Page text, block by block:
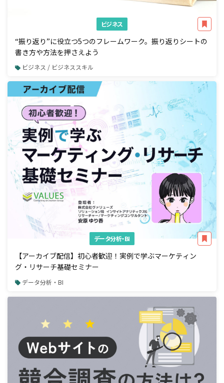
ビジネス
“振り返り”に役立つ5つのフレームワーク。振り返りシートの
書き方や方法を押さえよう
ビジネス / ビジネススキル
データ分析・BI
【アーカイブ配信】初心者歓迎！実例で学ぶマーケティン
グ・リサーチ基礎セミナー
データ分析・BI